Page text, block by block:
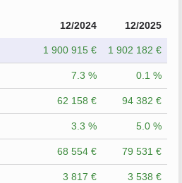
12/2024 12/2025
1 900 915 € 1 902 182 €
7.3 % 0.1 %
62 158 € 94 382 €
3.3 % 5.0 %
68 554 € 79 531 €
3 817 € 3 538 €